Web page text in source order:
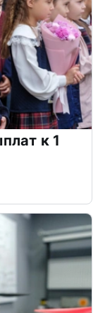
к 1